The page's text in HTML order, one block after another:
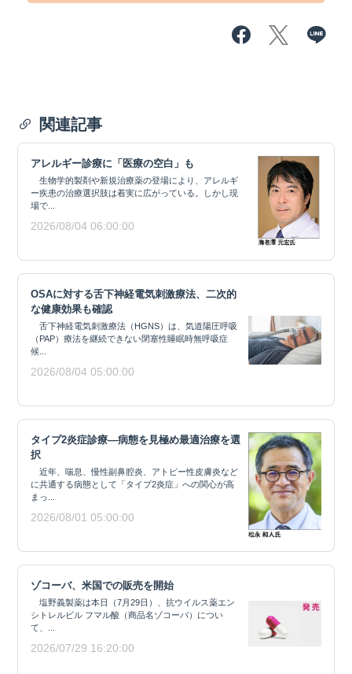
関連記事
アレルギー診療に「医療の空白」も
生物学的製剤や新規治療薬の登場により、アレルギ
ー疾患の治療選択肢は着実に広がっている。しかし現
場で...
2026/08/04 06:00:00
OSAに対する舌下神経電気刺激療法、二次的
な健康効果も確認
舌下神経電気刺激療法（HGNS）は、気道陽圧呼吸
（PAP）療法を継続できない閉塞性睡眠時無呼吸症
候...
2026/08/04 05:00:00
タイプ2炎症診療―病態を見極め最適治療を選
択
近年、喘息、慢性副鼻腔炎、アトピー性皮膚炎など
に共通する病態として「タイプ2炎症」への関心が高
まっ...
2026/08/01 05:00:00
ゾコーバ、米国での販売を開始
塩野義製薬は本日（7月29日）、抗ウイルス薬エン
シトレルビル フマル酸（商品名ゾコーバ）につい
て、...
2026/07/29 16:20:00